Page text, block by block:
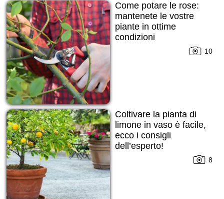
Come potare le rose:
mantenete le vostre
piante in ottime
condizioni
10
Coltivare la pianta di
limone in vaso è facile,
ecco i consigli
dell’esperto!
8